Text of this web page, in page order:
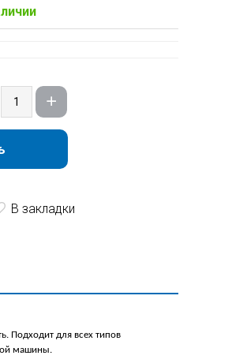
В закладки
Подходит для всех типов
машины.